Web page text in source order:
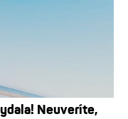
Neuveríte,